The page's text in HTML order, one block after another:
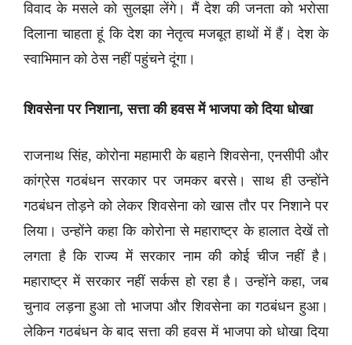
विवाद के मसले को सुलझा लेंगे। मैं देश की जनता को भरोसा
दिलाना चाहता हूं कि देश का नेतृत्व मजबूत हाथों में हैं। देश के
स्वाभिमान को ठेस नहीं पहुंचने दूंगा।
शिवसेना पर निशाना, सत्ता की हवस में भाजपा को दिया धोखा
राजनाथ सिंह, कोरोना महामारी के बहाने शिवसेना, एनसीपी और
कांग्रेस गठबंधन सरकार पर जमकर बरसे। साथ ही उन्होंने
गठबंधन तोड़ने को लेकर शिवसेना को खास तौर पर निशाने पर
लिया। उन्होंने कहा कि कोरोना से महाराष्ट्र के हालात देखें तो
लगता है कि राज्य में सरकार नाम की कोई चीज नहीं है।
महाराष्ट्र में सरकार नहीं सर्कस हो रहा है। उन्होंने कहा, जब
चुनाव लड़ना हुआ तो भाजपा और शिवसेना का गठबंधन हुआ।
लेकिन गठबंधन के बाद सत्ता की हवस में भाजपा को धोखा दिया